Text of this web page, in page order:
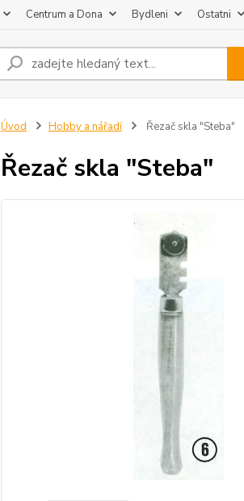
Centrum a Dona Bydleni Ostatni
Úvod Hobby a nářadí Řezač skla "Steba"
Řezač skla "Steba"